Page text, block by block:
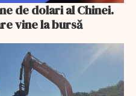
de dolari al Chinei.
vine la bursă